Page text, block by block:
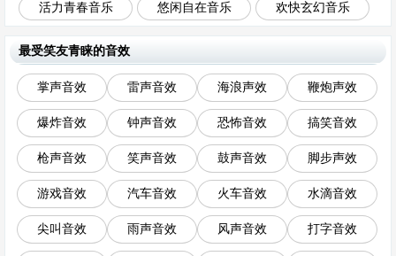
活力青春音乐 悠闲自在音乐 欢快玄幻音乐
最受笑友青睐的音效
掌声音效 雷声音效 海浪声效 鞭炮声效
爆炸音效 钟声音效 恐怖音效 搞笑音效
枪声音效 笑声音效 鼓声音效 脚步声效
游戏音效 汽车音效 火车音效 水滴音效
尖叫音效 雨声音效 风声音效 打字音效